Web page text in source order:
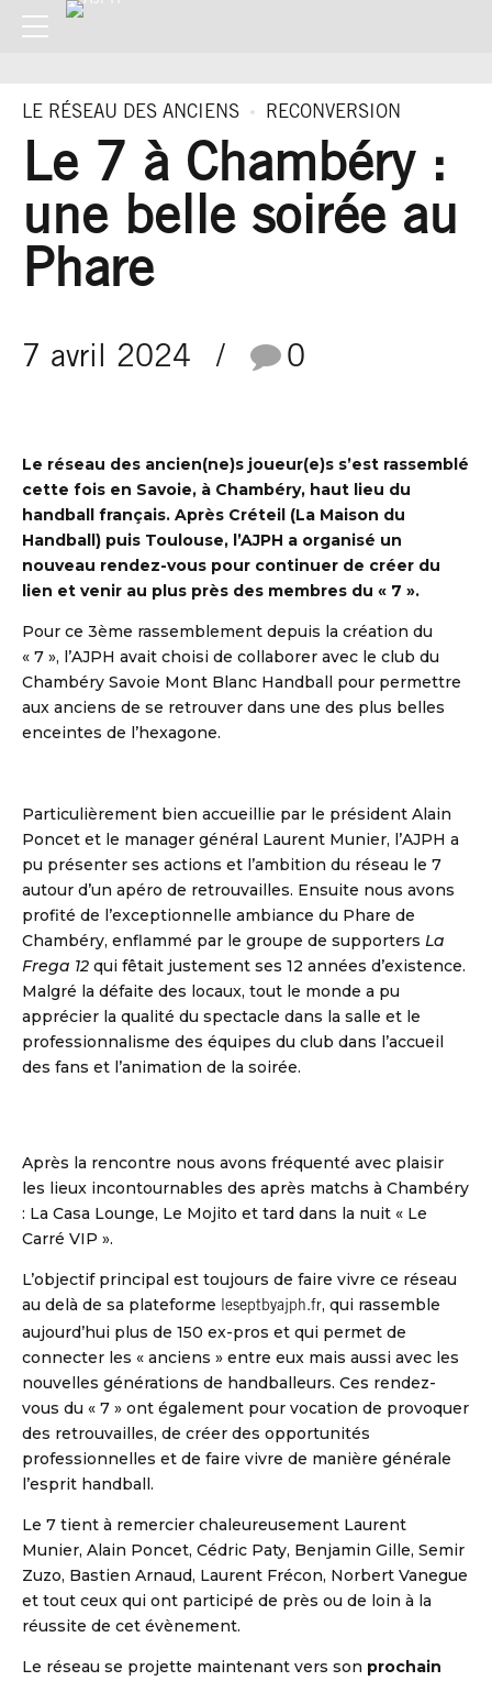
LE RÉSEAU DES ANCIENS RECONVERSION
Le 7 à Chambéry :
une belle soirée au
Phare
7 avril 2024 0
Le réseau des ancien(ne)s joueur(e)s s’est rassemblé
cette fois en Savoie, à Chambéry, haut lieu du
handball français. Après Créteil (La Maison du
Handball) puis Toulouse, l’AJPH a organisé un
nouveau rendez-vous pour continuer de créer du
lien et venir au plus près des membres du « 7 ».
Pour ce 3ème rassemblement depuis la création du
« 7 », l’AJPH avait choisi de collaborer avec le club du
Chambéry Savoie Mont Blanc Handball pour permettre
aux anciens de se retrouver dans une des plus belles
enceintes de l’hexagone.
Particulièrement bien accueillie par le président Alain
Poncet et le manager général Laurent Munier, l’AJPH a
pu présenter ses actions et l’ambition du réseau le 7
autour d’un apéro de retrouvailles. Ensuite nous avons
profité de l’exceptionnelle ambiance du Phare de
Chambéry, enflammé par le groupe de supporters La
Frega 12 qui fêtait justement ses 12 années d’existence.
Malgré la défaite des locaux, tout le monde a pu
apprécier la qualité du spectacle dans la salle et le
professionnalisme des équipes du club dans l’accueil
des fans et l’animation de la soirée.
Après la rencontre nous avons fréquenté avec plaisir
les lieux incontournables des après matchs à Chambéry
: La Casa Lounge, Le Mojito et tard dans la nuit « Le
Carré VIP ».
L’objectif principal est toujours de faire vivre ce réseau
au delà de sa plateforme leseptbyajph.fr, qui rassemble
aujourd’hui plus de 150 ex-pros et qui permet de
connecter les « anciens » entre eux mais aussi avec les
nouvelles générations de handballeurs. Ces rendez-
vous du « 7 » ont également pour vocation de provoquer
des retrouvailles, de créer des opportunités
professionnelles et de faire vivre de manière générale
l’esprit handball.
Le 7 tient à remercier chaleureusement Laurent
Munier, Alain Poncet, Cédric Paty, Benjamin Gille, Semir
Zuzo, Bastien Arnaud, Laurent Frécon, Norbert Vanegue
et tout ceux qui ont participé de près ou de loin à la
réussite de cet évènement.
Le réseau se projette maintenant vers son prochain